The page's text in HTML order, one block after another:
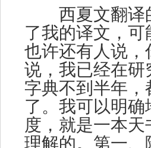
西夏文翻译
了我的译文，
也许还有人说
说，我已经在研
字典不到半年
了。我可以明
度，就是一本
理解的。第一